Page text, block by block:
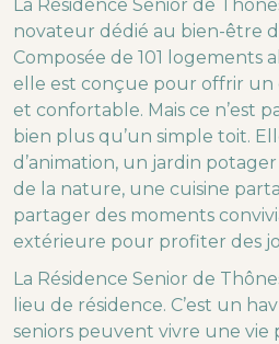
La Résidence Senior de
novateur dédié au bien-être
Composée de 101 logements
elle est conçue pour offrir un
et confortable. Mais ce n’est
bien plus qu’un simple toit.
d’animation, un jardin
de la nature, une cuisine
partager des moments
extérieure pour profiter des
La Résidence Senior de
lieu de résidence. C’est un
seniors peuvent vivre une vie